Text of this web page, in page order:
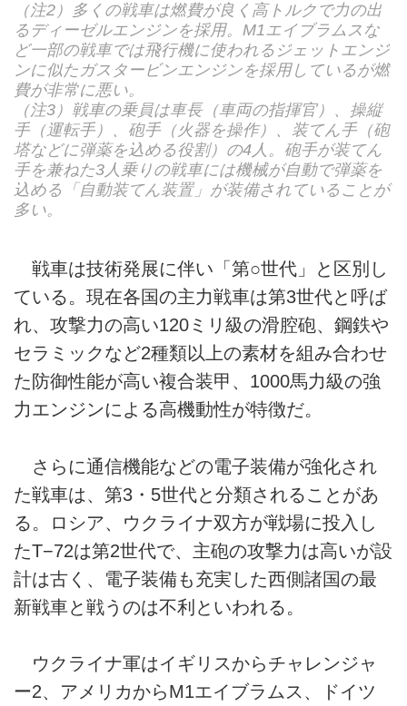
（注2）多くの戦車は燃費が良く高トルクで力の出
るディーゼルエンジンを採用。M1エイブラムスな
ど一部の戦車では飛行機に使われるジェットエンジ
ンに似たガスタービンエンジンを採用しているが燃
費が非常に悪い。
（注3）戦車の乗員は車長（車両の指揮官）、操縦
手（運転手）、砲手（火器を操作）、装てん手（砲
塔などに弾薬を込める役割）の4人。砲手が装てん
手を兼ねた3人乗りの戦車には機械が自動で弾薬を
込める「自動装てん装置」が装備されていることが
多い。
戦車は技術発展に伴い「第○世代」と区別し
ている。現在各国の主力戦車は第3世代と呼ば
れ、攻撃力の高い120ミリ級の滑腔砲、鋼鉄や
セラミックなど2種類以上の素材を組み合わせ
た防御性能が高い複合装甲、1000馬力級の強
力エンジンによる高機動性が特徴だ。
さらに通信機能などの電子装備が強化され
た戦車は、第3・5世代と分類されることがあ
る。ロシア、ウクライナ双方が戦場に投入し
たT−72は第2世代で、主砲の攻撃力は高いが設
計は古く、電子装備も充実した西側諸国の最
新戦車と戦うのは不利といわれる。
ウクライナ軍はイギリスからチャレンジャ
ー2、アメリカからM1エイブラムス、ドイツ